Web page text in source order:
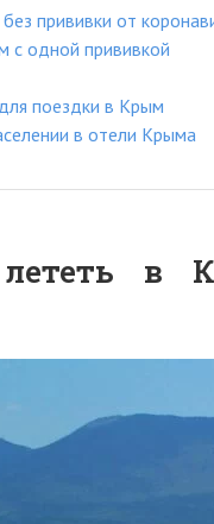
прививки от
с одной прививкой
поездки в Крым
в отели Крыма
в